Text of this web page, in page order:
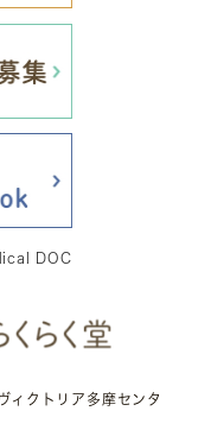
クトリア多摩センタ